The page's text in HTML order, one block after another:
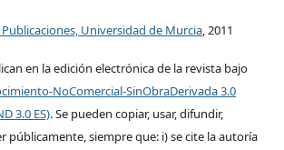
Universidad de Murcia, 2011
en la edición electrónica de la revista bajo
NoComercial-SinObraDerivada 3.0
3.0 ES). Se pueden copiar, usar, difundir,
públicamente, siempre que: i) se cite la autoría